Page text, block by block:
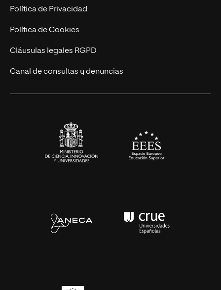
Postgrados
Cursos Universitarios
Trabaja en UNIR
Actualidad
UNIR Revista
Eventos
Política de Privacidad
Política de Cookies
Cláusulas legales RGPD
Canal de consultas y denuncias